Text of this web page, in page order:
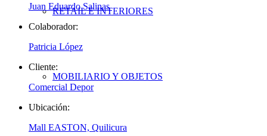
RETAIL E INTERIORES
MOBILIARIO Y OBJETOS
Juan Eduardo Salinas
Colaborador:
Patricia López
Cliente:
Comercial Depor
Ubicación:
Mall EASTON, Quilicura